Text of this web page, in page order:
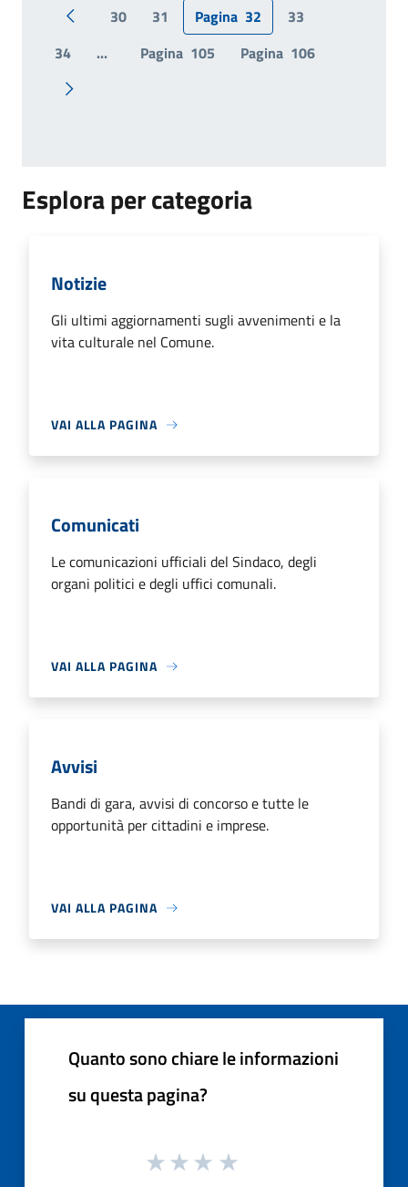
Pagina precedente
30 31 Pagina 32
33
34
... Pagina 105 Pagina 106
Pagina successiva
Esplora per categoria
Notizie
Gli ultimi aggiornamenti sugli avvenimenti e la
vita culturale nel Comune.
VAI ALLA PAGINA
Comunicati
Le comunicazioni ufficiali del Sindaco, degli
organi politici e degli uffici comunali.
VAI ALLA PAGINA
Avvisi
Bandi di gara, avvisi di concorso e tutte le
opportunità per cittadini e imprese.
VAI ALLA PAGINA
Quanto sono chiare le informazioni
su questa pagina?